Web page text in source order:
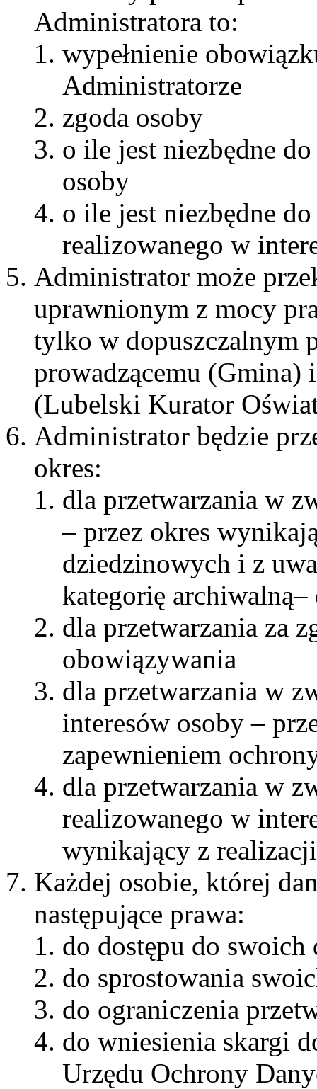
Administratora to:
wypełnienie
Administratorze
zgoda osoby
o ile jest niezbędne
osoby
o ile jest niezbędne
realizowanego w
Administrator może
uprawnionym z mocy
tylko w dopuszczalnym
prowadzącemu (Gmina)
(Lubelski Kurator
Administrator będzie
okres:
dla przetwarzania w
– przez okres
dziedzinowych i z
kategorię
dla przetwarzania za
obowiązywania
dla przetwarzania w
interesów osoby –
zapewnieniem
dla przetwarzania w
realizowanego w
wynikający z
Każdej osobie, której
następujące prawa:
do dostępu do swoich
do sprostowania
do ograniczenia
do wniesienia skargi
Urzędu Ochrony